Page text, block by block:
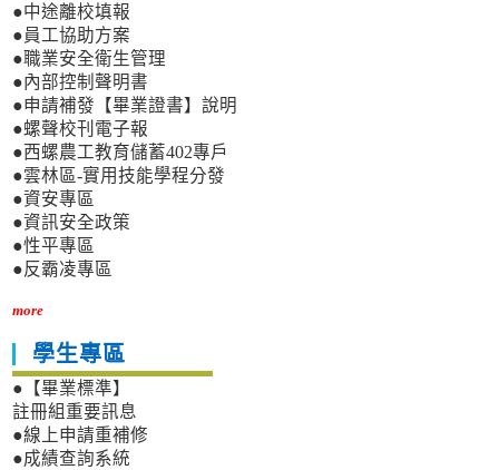
●中途離校填報
●員工協助方案
●職業安全衛生管理
●內部控制聲明書
●申請補發【畢業證書】說明
●螺聲校刊電子報
●西螺農工教育儲蓄402專戶
●雲林區-實用技能學程分發
●資安專區
●資訊安全政策
●性平專區
●反霸凌專區
more
學生專區
●【畢業標準】
註冊組重要訊息
●線上申請重補修
●成績查詢系統